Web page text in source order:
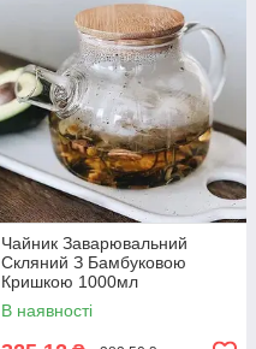
Чайник Заварювальний
Скляний З Бамбуковою
Кришкою 1000мл
В наявності